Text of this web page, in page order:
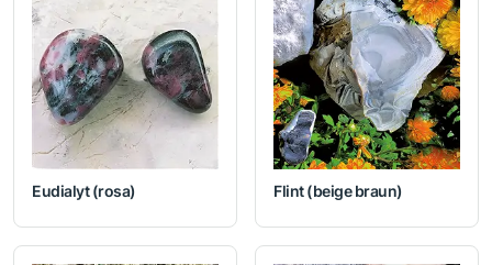
Eudialyt (rosa) Flint (beige braun)